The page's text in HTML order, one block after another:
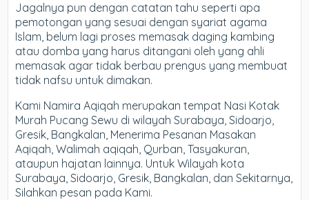
Jagalnya pun dengan catatan tahu seperti apa
pemotongan yang sesuai dengan syariat agama
Islam, belum lagi proses memasak daging kambing
atau domba yang harus ditangani oleh yang ahli
memasak agar tidak berbau prengus yang membuat
tidak nafsu untuk dimakan.
Kami Namira Aqiqah merupakan tempat Nasi Kotak
Murah Pucang Sewu di wilayah Surabaya, Sidoarjo,
Gresik, Bangkalan, Menerima Pesanan Masakan
Aqiqah, Walimah aqiqah, Qurban, Tasyakuran,
ataupun hajatan lainnya. Untuk Wilayah kota
Surabaya, Sidoarjo, Gresik, Bangkalan, dan Sekitarnya,
Silahkan pesan pada Kami.